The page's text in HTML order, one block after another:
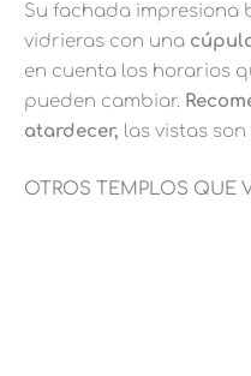
Su fachada impresiona
vidrieras con una
en cuenta los horarios
pueden cambiar.
atardecer, las vistas
OTROS TEMPLOS QUE